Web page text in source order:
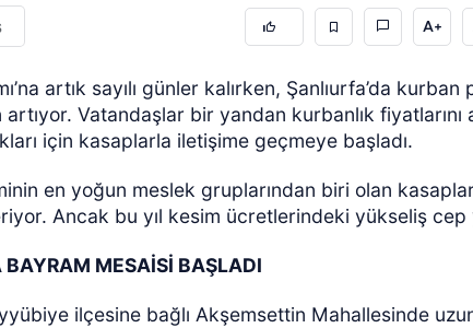
A+
artık sayılı günler kalırken, Şanlıurfa’da
Vatandaşlar bir yandan kurbanlık fiyatlarını
için kasaplarla iletişime geçmeye başladı.
en yoğun meslek gruplarından biri olan
Ancak bu yıl kesim ücretlerindeki yükseliş cep
BAYRAM MESAİSİ BAŞLADI
ilçesine bağlı Akşemsettin Mahallesinde
GÜNCEL